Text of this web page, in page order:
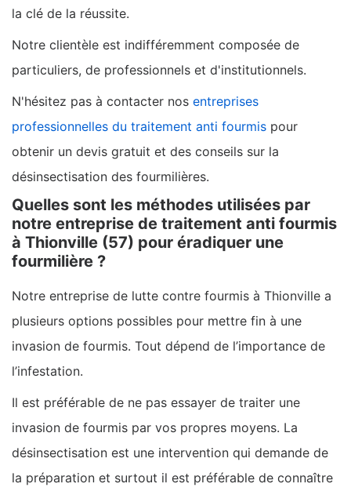
la clé de la réussite.
Notre clientèle est indifféremment composée de
particuliers, de professionnels et d'institutionnels.
N'hésitez pas à contacter nos entreprises
professionnelles du traitement anti fourmis pour
obtenir un devis gratuit et des conseils sur la
désinsectisation des fourmilières.
Quelles sont les méthodes utilisées par
notre entreprise de traitement anti fourmis
à Thionville (57) pour éradiquer une
fourmilière ?
Notre entreprise de lutte contre fourmis à Thionville a
plusieurs options possibles pour mettre fin à une
invasion de fourmis. Tout dépend de l’importance de
l’infestation.
Il est préférable de ne pas essayer de traiter une
invasion de fourmis par vos propres moyens. La
désinsectisation est une intervention qui demande de
la préparation et surtout il est préférable de connaître